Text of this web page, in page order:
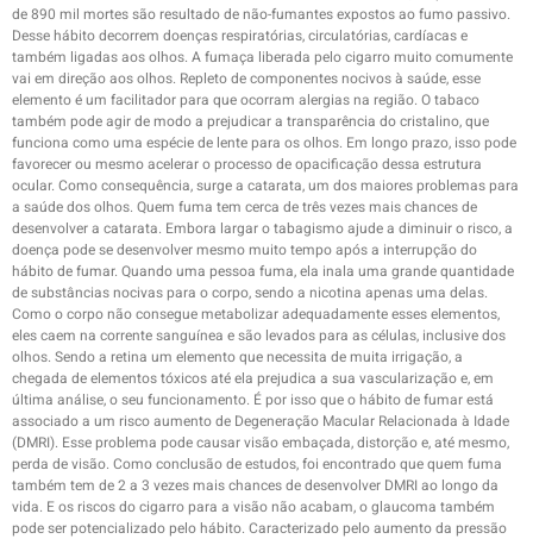
de 890 mil mortes são resultado de não-fumantes expostos ao fumo passivo.
Desse hábito decorrem doenças respiratórias, circulatórias, cardíacas e
também ligadas aos olhos. A fumaça liberada pelo cigarro muito comumente
vai em direção aos olhos. Repleto de componentes nocivos à saúde, esse
elemento é um facilitador para que ocorram alergias na região. O tabaco
também pode agir de modo a prejudicar a transparência do cristalino, que
funciona como uma espécie de lente para os olhos. Em longo prazo, isso pode
favorecer ou mesmo acelerar o processo de opacificação dessa estrutura
ocular. Como consequência, surge a catarata, um dos maiores problemas para
a saúde dos olhos. Quem fuma tem cerca de três vezes mais chances de
desenvolver a catarata. Embora largar o tabagismo ajude a diminuir o risco, a
doença pode se desenvolver mesmo muito tempo após a interrupção do
hábito de fumar. Quando uma pessoa fuma, ela inala uma grande quantidade
de substâncias nocivas para o corpo, sendo a nicotina apenas uma delas.
Como o corpo não consegue metabolizar adequadamente esses elementos,
eles caem na corrente sanguínea e são levados para as células, inclusive dos
olhos. Sendo a retina um elemento que necessita de muita irrigação, a
chegada de elementos tóxicos até ela prejudica a sua vascularização e, em
última análise, o seu funcionamento. É por isso que o hábito de fumar está
associado a um risco aumento de Degeneração Macular Relacionada à Idade
(DMRI). Esse problema pode causar visão embaçada, distorção e, até mesmo,
perda de visão. Como conclusão de estudos, foi encontrado que quem fuma
também tem de 2 a 3 vezes mais chances de desenvolver DMRI ao longo da
vida. E os riscos do cigarro para a visão não acabam, o glaucoma também
pode ser potencializado pelo hábito. Caracterizado pelo aumento da pressão